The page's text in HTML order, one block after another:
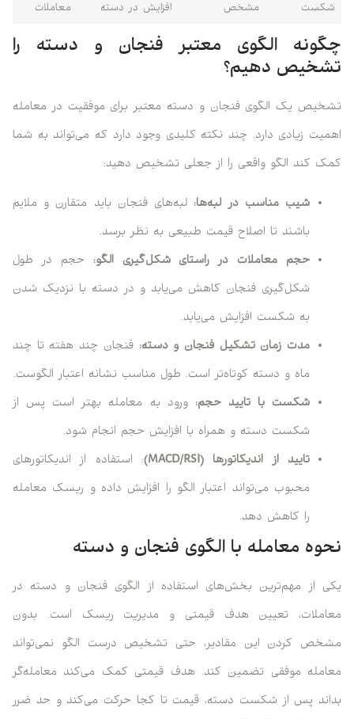
شکست
مشخص
افزایش در دسته
معاملات
چگونه الگوی معتبر فنجان و دسته را
تشخیص دهیم؟
تشخیص یک الگوی فنجان و دسته معتبر برای موفقیت در معامله
اهمیت زیادی دارد. چند نکته کلیدی وجود دارد که می‌تواند به شما
کمک کند الگو واقعی را از جعلی تشخیص دهید:
شیب مناسب در لبه‌ها: لبه‌های فنجان باید متقارن و ملایم
باشند تا اصلاح قیمت طبیعی به نظر برسد.
حجم معاملات در راستای شکل‌گیری الگو: حجم در طول
شکل‌گیری فنجان کاهش می‌یابد و در دسته با نزدیک شدن
به شکست افزایش می‌یابد.
مدت زمان تشکیل فنجان و دسته: فنجان چند هفته تا چند
ماه و دسته کوتاه‌تر است. طول مناسب نشانه اعتبار الگوست.
شکست با تایید حجم: ورود به معامله بهتر است پس از
شکست دسته و همراه با افزایش حجم انجام شود.
تایید از اندیکاتورها (MACD/RSI)
: استفاده از اندیکاتورهای
محبوب می‌تواند اعتبار الگو را افزایش داده و ریسک معامله
را کاهش دهد.
نحوه معامله با الگوی فنجان و دسته
یکی از مهم‌ترین بخش‌های استفاده از الگوی فنجان و دسته در
معاملات، تعیین هدف قیمتی و مدیریت ریسک است. بدون
مشخص کردن این مقادیر، حتی تشخیص درست الگو نمی‌تواند
معامله موفقی تضمین کند. هدف قیمتی کمک می‌کند معامله‌گر
بداند پس از شکست دسته، قیمت تا کجا حرکت می‌کند و حد ضرر